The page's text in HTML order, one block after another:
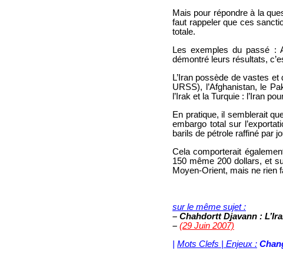
Mais pour répondre à la
faut rappeler que ces
totale.
Les exemples du passé :
démontré leurs résultats,
L’Iran possède de vastes
URSS), l’Afghanistan, le
l’Irak et la Turquie : l’Iran
En pratique, il semblerait
embargo total sur
barils de pétrole raffiné par
Cela comporterait
150 même 200 dollars, et
Moyen-Orient, mais ne rien
sur le même sujet :
– Chahdortt Djavann :
– (29 Juin 2007)
Mots Clefs | Enjeux :